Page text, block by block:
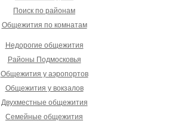
Поиск по районам
Общежития по комнатам
Недорогие общежития
Районы Подмосковья
Общежития у аэропортов
Общежития у вокзалов
Двухместные общежития
Семейные общежития